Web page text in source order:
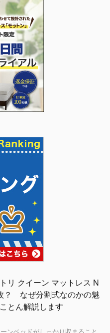
リ クイーン マットレス N
？ なぜ分割式なのかの魅
とん解説します